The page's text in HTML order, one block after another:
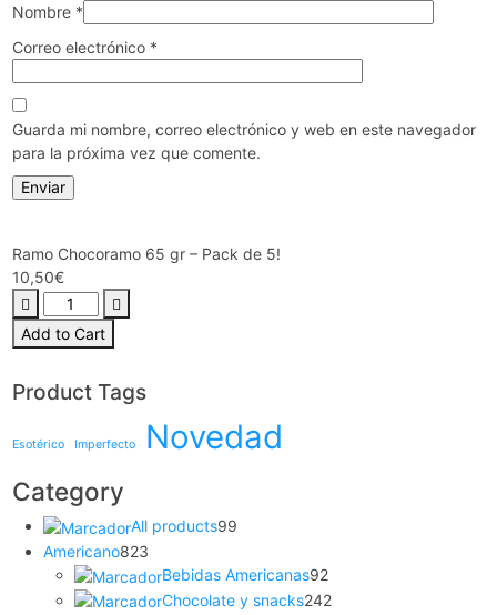
Nombre *
Correo electrónico *
Guarda mi nombre, correo electrónico y web en este navegador
para la próxima vez que comente.
Ramo Chocoramo 65 gr – Pack de 5!
10,50€
Ramo
Chocoramo
65
-
de
cantidad
Add to Cart
Product Tags
Esotérico Imperfecto Novedad
Category
All products9999
Americano823823
productos
Bebidas Americanas9292
productos
Chocolate y snacks242242